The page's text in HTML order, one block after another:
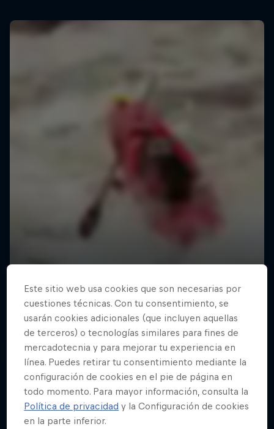
Este sitio web usa cookies que son necesarias por
cuestiones técnicas. Con tu consentimiento, se
usarán cookies adicionales (que incluyen aquellas
de terceros) o tecnologías similares para fines de
mercadotecnia y para mejorar tu experiencia en
línea. Puedes retirar tu consentimiento mediante la
configuración de cookies en el pie de página en
todo momento. Para mayor información, consulta la
Política de privacidad y la Configuración de cookies
en la parte inferior.